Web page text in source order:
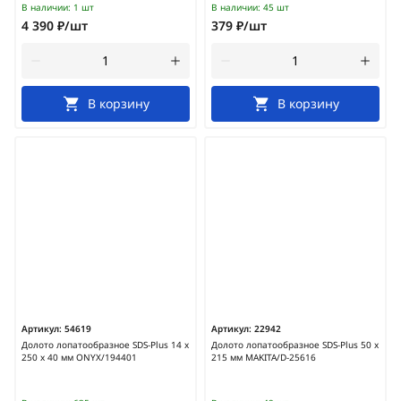
В наличии: 1 шт
4 390 ₽/шт
В корзину
В наличии: 45 шт
379 ₽/шт
В корзину
Артикул: 54619
Долото лопатообразное SDS-Plus 14 х
250 х 40 мм ONYX/194401
Артикул: 22942
Долото лопатообразное SDS-Plus 50 х
215 мм MAKITA/D-25616